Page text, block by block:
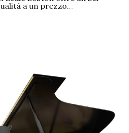
a un prezzo…